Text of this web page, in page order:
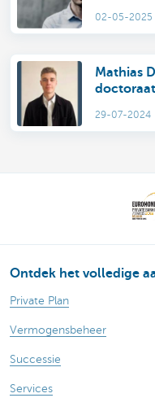
02-05-2025
Mathias
29-07-2024
Ontdek het volledige
Private Plan
Vermogensbeheer
Successie
Services